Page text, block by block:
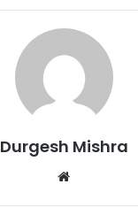
Durgesh Mishra
Website